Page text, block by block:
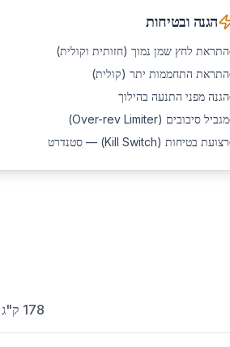
הגנה ובטיחות
התראת לחץ שמן נמוך (חזותית וקולית)
התראת התחממות יתר (קולית)
הגנה מפני התנעה בהילוך
מגביל סיבובים (Over-rev Limiter)
רצועת בטיחות (Kill Switch) — סטנדרט
178 ק"ג